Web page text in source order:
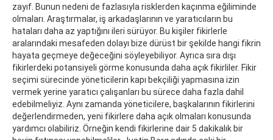
zayıf. Bunun nedeni de fazlasıyla risklerden kaçınma eğiliminde
olmaları. Araştırmalar, iş arkadaşlarının ve yaratıcıların bu
hataları daha az yaptığını ileri sürüyor. Bu kişiler fikirlerle
aralarındaki mesafeden dolayı bize dürüst bir şekilde hangi fikrin
hayata geçmeye değeceğini söyleyebiliyor. Ayrıca sıra dışı
fikirlerdeki potansiyeli görme konusunda daha açık fikirliler. Fikir
seçimi sürecinde yöneticilerin kapı bekçiliği yapmasına izin
vermek yerine yaratıcı çalışanları bu sürece daha fazla dahil
edebilmeliyiz. Aynı zamanda yöneticilere, başkalarının fikirlerini
değerlendirmeden, yeni fikirlere daha açık olmaları konusunda
yardımcı olabiliriz. Örneğin kendi fikirlerine dair 5 dakikalık bir